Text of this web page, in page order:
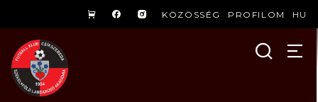
KÖZÖSSÉG PROFILOM HU